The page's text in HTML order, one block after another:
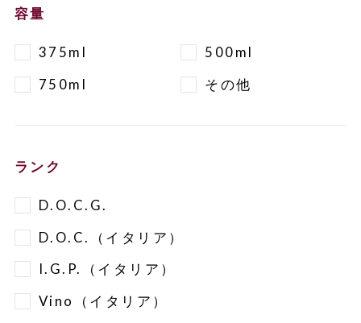
容量
375ml
500ml
750ml
その他
ランク
D.O.C.G.
D.O.C.（イタリア）
I.G.P.（イタリア）
Vino（イタリア）